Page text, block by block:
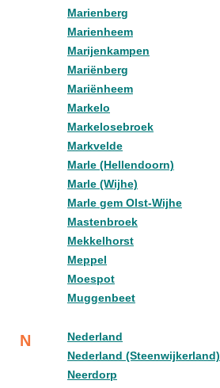
Marienberg
Marienheem
Marijenkampen
Mariënberg
Mariënheem
Markelo
Markelosebroek
Markvelde
Marle (Hellendoorn)
Marle (Wijhe)
Marle gem Olst-Wijhe
Mastenbroek
Mekkelhorst
Meppel
Moespot
Muggenbeet
N
Nederland
Nederland (Steenwijkerland)
Neerdorp